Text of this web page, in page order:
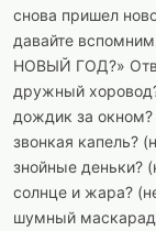
снова пришел
давайте
НОВЫЙ ГОД?»
дружный
дождик за
звонкая капель?
знойные деньки?
солнце и жара?
шумный